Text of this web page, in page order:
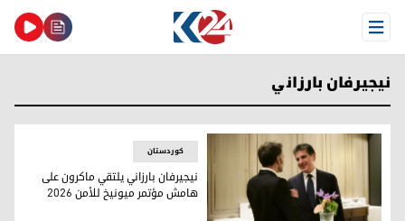
Open Menu
نيجيرفان بارزاني
کوردستان
نيجيرفان بارزاني يلتقي ماكرون على
هامش مؤتمر ميونيخ للأمن 2026